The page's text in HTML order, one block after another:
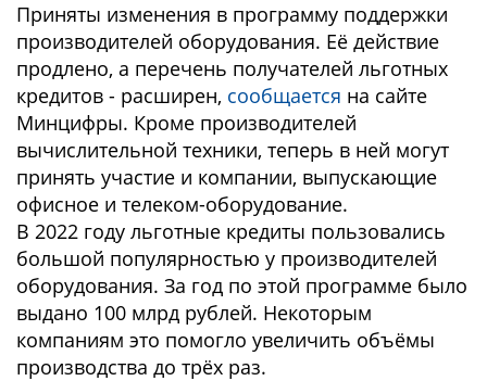
Приняты изменения в программу поддержки
производителей оборудования. Её действие
продлено, а перечень получателей льготных
кредитов - расширен, сообщается на сайте
Минцифры. Кроме производителей
вычислительной техники, теперь в ней могут
принять участие и компании, выпускающие
офисное и телеком-оборудование.
В 2022 году льготные кредиты пользовались
большой популярностью у производителей
оборудования. За год по этой программе было
выдано 100 млрд рублей. Некоторым
компаниям это помогло увеличить объёмы
производства до трёх раз.